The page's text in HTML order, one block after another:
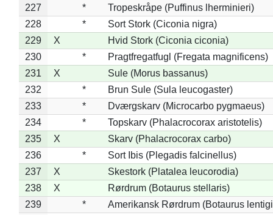
227 *
Tropeskråpe (Puffinus lherminieri)
228
*
Sort Stork (Ciconia nigra)
229
X
Hvid Stork (Ciconia ciconia)
230
*
Pragtfregatfugl (Fregata magnificens)
231
X
Sule (Morus bassanus)
232
*
Brun Sule (Sula leucogaster)
233
*
Dværgskarv (Microcarbo pygmaeus)
234
*
Topskarv (Phalacrocorax aristotelis)
235
X
Skarv (Phalacrocorax carbo)
236
*
Sort Ibis (Plegadis falcinellus)
237
X
Skestork (Platalea leucorodia)
238
X
Rørdrum (Botaurus stellaris)
239
*
Amerikansk Rørdrum (Botaurus